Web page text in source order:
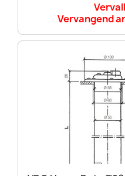
Vervangend